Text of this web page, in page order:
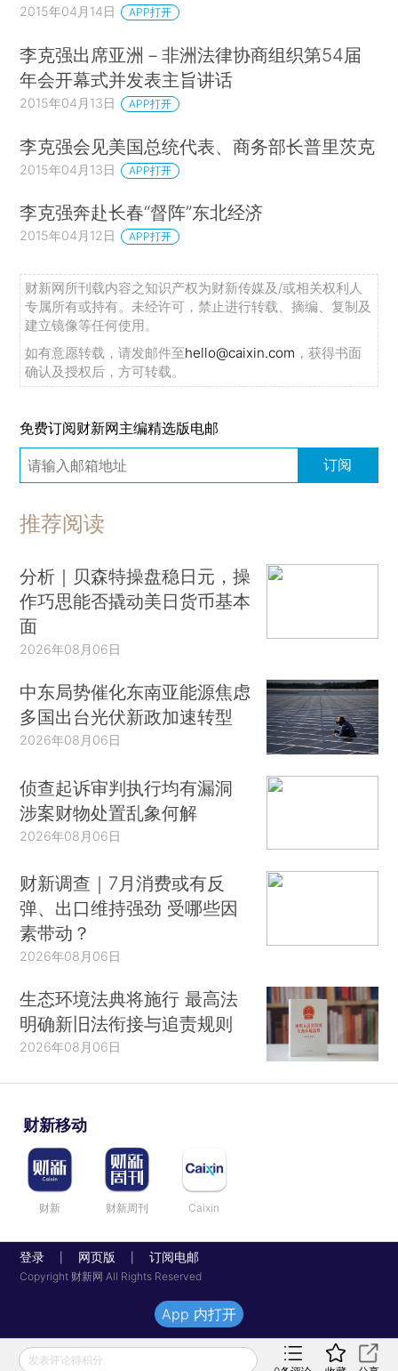
2015年04月14日 APP打开
李克强出席亚洲－非洲法律协商组织第54届
年会开幕式并发表主旨讲话
2015年04月13日 APP打开
李克强会见美国总统代表、商务部长普里茨克
2015年04月13日 APP打开
李克强奔赴长春“督阵”东北经济
2015年04月12日 APP打开
财新网所刊载内容之知识产权为财新传媒及/或相关权利人
专属所有或持有。未经许可，禁止进行转载、摘编、复制及
建立镜像等任何使用。
如有意愿转载，请发邮件至hello@caixin.com ，获得书面
确认及授权后，方可转载。
免费订阅财新网主编精选版电邮
订阅
推荐阅读
分析｜贝森特操盘稳日元，操
作巧思能否撬动美日货币基本
面
2026年08月06日
中东局势催化东南亚能源焦虑
多国出台光伏新政加速转型
2026年08月06日
侦查起诉审判执行均有漏洞
涉案财物处置乱象何解
2026年08月06日
财新调查｜7月消费或有反
弹、出口维持强劲 受哪些因
素带动？
2026年08月06日
生态环境法典将施行 最高法
明确新旧法衔接与追责规则
2026年08月06日
财新移动
财新 财新周刊 Caixin
登录 网页版 订阅电邮
Copyright 财新网 All Rights Reserved
发表评论得积分
App 内打开